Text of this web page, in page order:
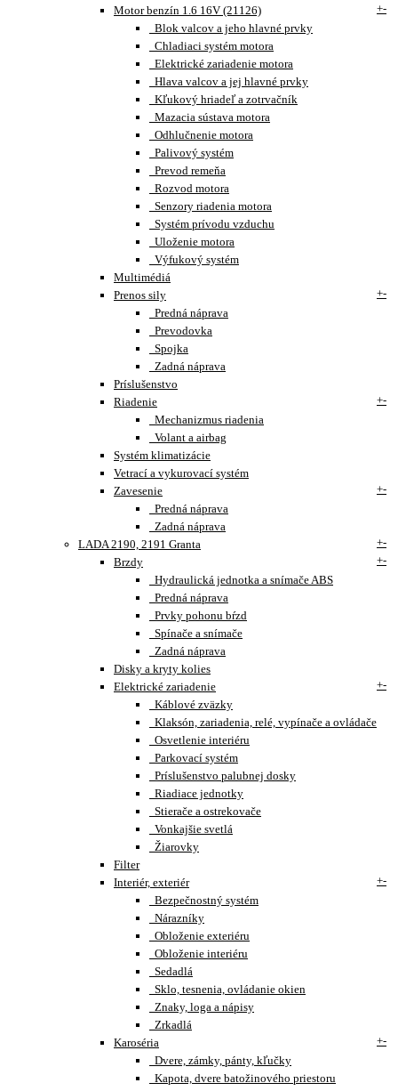
Motor benzín 1.6 16V (21126)
+-
Blok valcov a jeho hlavné prvky
Chladiaci systém motora
Elektrické zariadenie motora
Hlava valcov a jej hlavné prvky
Kľukový hriadeľ a zotrvačník
Mazacia sústava motora
Odhlučnenie motora
Palivový systém
Prevod remeňa
Rozvod motora
Senzory riadenia motora
Systém prívodu vzduchu
Uloženie motora
Výfukový systém
Multimédiá
Prenos sily
+-
Predná náprava
Prevodovka
Spojka
Zadná náprava
Príslušenstvo
Riadenie
+-
Mechanizmus riadenia
Volant a airbag
Systém klimatizácie
Vetrací a vykurovací systém
Zavesenie
+-
Predná náprava
Zadná náprava
LADA 2190, 2191 Granta
+-
Brzdy
+-
Hydraulická jednotka a snímače ABS
Predná náprava
Prvky pohonu bŕzd
Spínače a snímače
Zadná náprava
Disky a kryty kolies
Elektrické zariadenie
+-
Káblové zväzky
Klaksón, zariadenia, relé, vypínače a ovládače
Osvetlenie interiéru
Parkovací systém
Príslušenstvo palubnej dosky
Riadiace jednotky
Stierače a ostrekovače
Vonkajšie svetlá
Žiarovky
Filter
Interiér, exteriér
+-
Bezpečnostný systém
Nárazníky
Obloženie exteriéru
Obloženie interiéru
Sedadlá
Sklo, tesnenia, ovládanie okien
Znaky, loga a nápisy
Zrkadlá
Karoséria
+-
Dvere, zámky, pánty, kľučky
Kapota, dvere batožinového priestoru